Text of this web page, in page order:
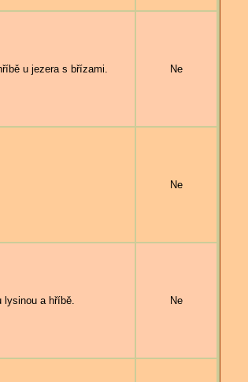
u jezera s břízami. Ne
Ne
a hříbě. Ne